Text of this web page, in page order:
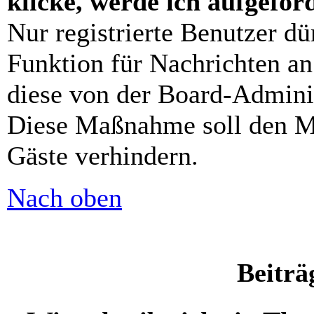
Nur registrierte Benutzer
Funktion für Nachrichten
diese von der Board-
Diese Maßnahme soll den
Gäste verhindern.
Nach oben